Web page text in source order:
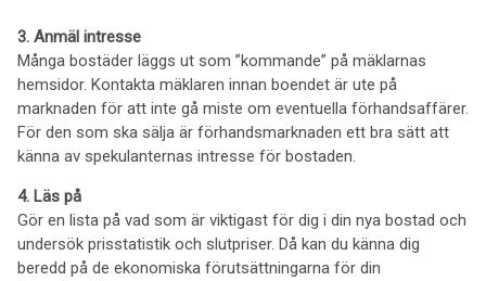
3. Anmäl intresse
Många bostäder läggs ut som ”kommande” på mäklarnas
hemsidor. Kontakta mäklaren innan boendet är ute på
marknaden för att inte gå miste om eventuella förhandsaffärer.
För den som ska sälja är förhandsmarknaden ett bra sätt att
känna av spekulanternas intresse för bostaden.
4. Läs på
Gör en lista på vad som är viktigast för dig i din nya bostad och
undersök prisstatistik och slutpriser. Då kan du känna dig
beredd på de ekonomiska förutsättningarna för din